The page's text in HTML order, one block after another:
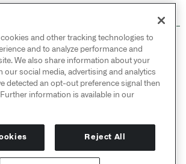
Technologies Inc. All rights
↗
↗
Share My Personal Information
cookies and other tracking technologies to
and to analyze performance and
We also share information about your
our social media, advertising and analytics
detected an opt-out preference signal then
information is available in our
Reject All